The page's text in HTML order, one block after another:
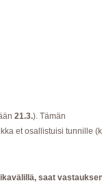
21.3.). Tämän
et osallistuisi tunnille
saat